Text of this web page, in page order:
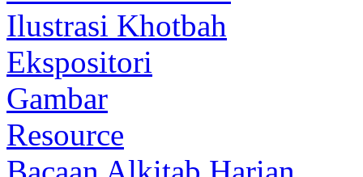
Ilustrasi Khotbah
Ekspositori
Gambar
Resource